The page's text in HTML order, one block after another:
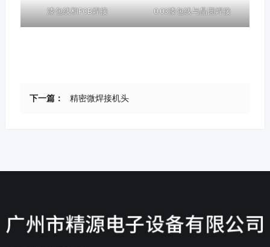
漆包线和PCB焊接 0.03漆包线与晶圆焊接
下一篇： 精密微焊接机头